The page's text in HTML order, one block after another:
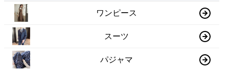
ワンピース
スーツ
パジャマ